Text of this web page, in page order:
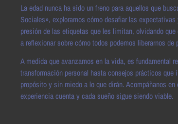
La edad nunca ha sido un freno para aquellos que
Sociales», exploramos cómo desafiar las
presión de las etiquetas que les limitan, olvidando
a reflexionar sobre cómo todos podemos liberarnos
A medida que avanzamos en la vida, es fundamental
transformación personal hasta consejos prácticos
propósito y sin miedo a lo que dirán. Acompáñanos
experiencia cuenta y cada sueño sigue siendo viable.